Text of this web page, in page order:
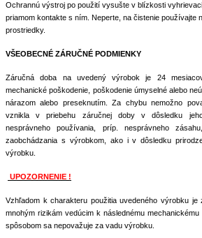
Ochrannú výstroj po použití vysušte v blízkosti
priamom kontakte s ním. Neperte, na čistenie používajte
prostriedky.
VŠEOBECNÉ ZÁRUČNÉ PODMIENKY
Záručná doba na uvedený výrobok je 24
mechanické poškodenie, poškodenie úmyselné alebo
nárazom alebo preseknutím. Za chybu nemožno
vznikla v priebehu záručnej doby v dôsledku jeho
nesprávneho používania, príp. nesprávneho
zaobchádzania s výrobkom, ako i v dôsledku
výrobku.
UPOZORNENIE !
Vzhľadom k charakteru použitia uvedeného výrobku
mnohým rizikám vedúcim k následnému
spôsobom sa nepovažuje za vadu výrobku.